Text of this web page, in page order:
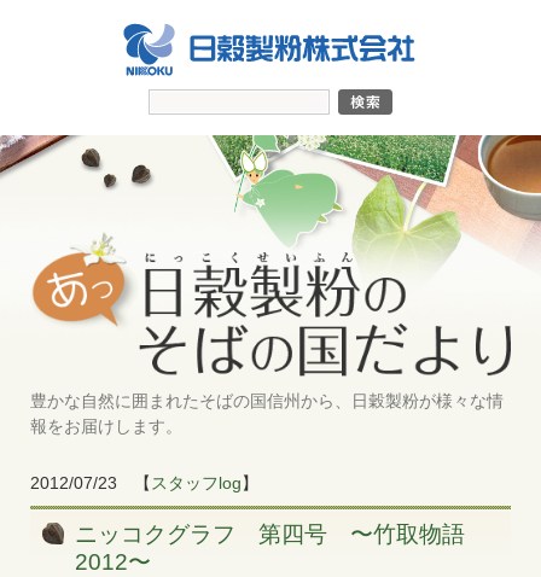
豊かな自然に囲まれたそばの国信州から、日穀製粉が様々な情
報をお届けします。
2012/07/23 【 スタッフlog】
ニッコクグラフ 第四号 〜竹取物語
2012〜